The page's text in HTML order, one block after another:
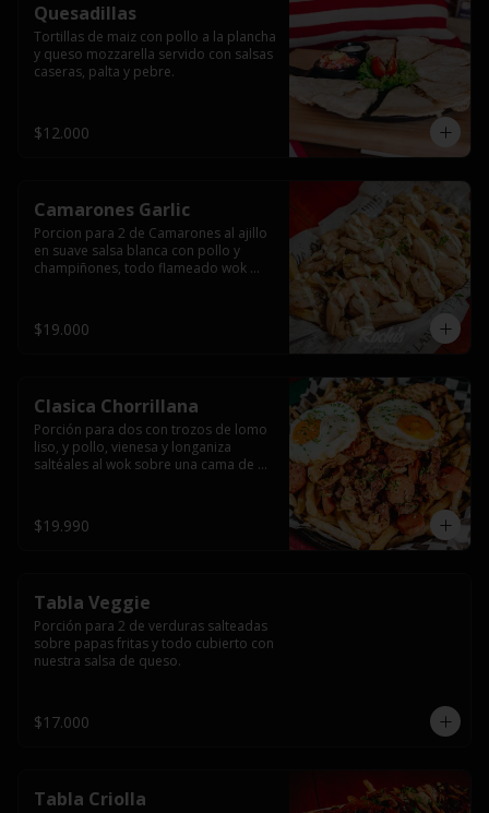
Quesadillas
Tortillas de maiz con pollo a la plancha
y queso mozzarella servido con salsas
caseras, palta y pebre.
$12.000
Camarones Garlic
Porcion para 2 de Camarones al ajillo
en suave salsa blanca con pollo y
champiñones, todo flameado wok
$19.000
Clasica Chorrillana
Porción para dos con trozos de lomo
liso, y pollo, vienesa y longaniza
saltéales al wok sobre una cama de
$19.990
Tabla Veggie
Porción para 2 de verduras salteadas
sobre papas fritas y todo cubierto con
nuestra salsa de queso.
$17.000
Tabla Criolla